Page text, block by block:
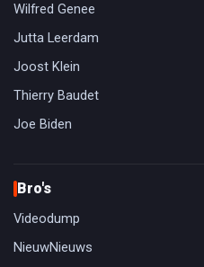
Wilfred Genee
Jutta Leerdam
Joost Klein
Thierry Baudet
Joe Biden
Bro's
Videodump
NieuwNieuws